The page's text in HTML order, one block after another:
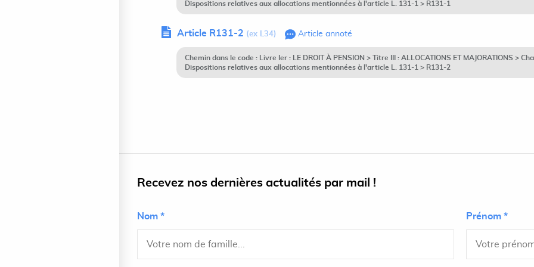
Dispositions relatives aux allocations mentionnées à l'article L. 131-1 > R131-1
Article R131-2 (ex L34) Article annoté
Chemin dans le code : Livre Ier : LE DROIT À PENSION > Titre III : ALLOCATIONS ET MAJORATIONS >
Dispositions relatives aux allocations mentionnées à l'article L. 131-1 > R131-2
Recevez nos dernières actualités par mail !
Nom * Prénom *